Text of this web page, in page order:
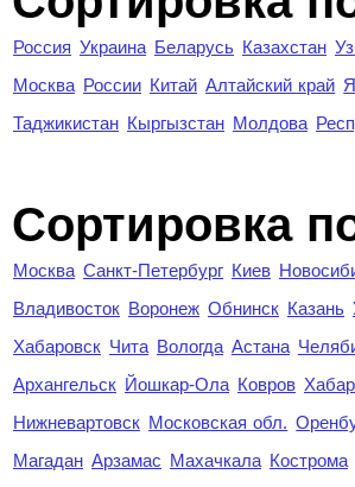
Россия Украина Беларусь Казахстан
Москва России Китай Алтайский край
Таджикистан Кыргызстан Молдова
Cортировка
Москва Санкт-Петербург Киев
Владивосток Воронеж Обнинск Казань
Хабаровск Чита Вологда Астана
Архангельск Йошкар-Ола Ковров
Нижневартовск Московская обл.
Магадан Арзамас Махачкала Кострома